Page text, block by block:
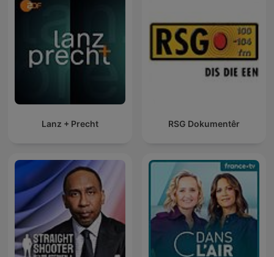
Lanz + Precht RSG Dokumentêr